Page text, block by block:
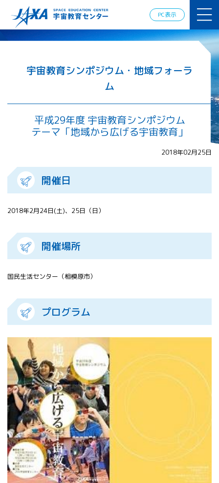
PC表示
ミー
ロスペース
情報の発
信
宇宙を活用
体験的学
習機会の
地域宇宙機
分科会 年次
セミナー
ISEB（国際
議）
ISEB学生派
遣プログラ
ム
宇宙教育シンポジウム・地域フォーラ
ム
平成29年度 宇宙教育シンポジウム
テーマ「地域から広げる宇宙教育」
2018年02月25日
開催日
2018年2月24日(土)、25日（日）
開催場所
国民生活センター（相模原市）
プログラム